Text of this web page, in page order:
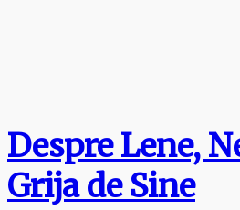
Despre Lene,
Grija de Sine